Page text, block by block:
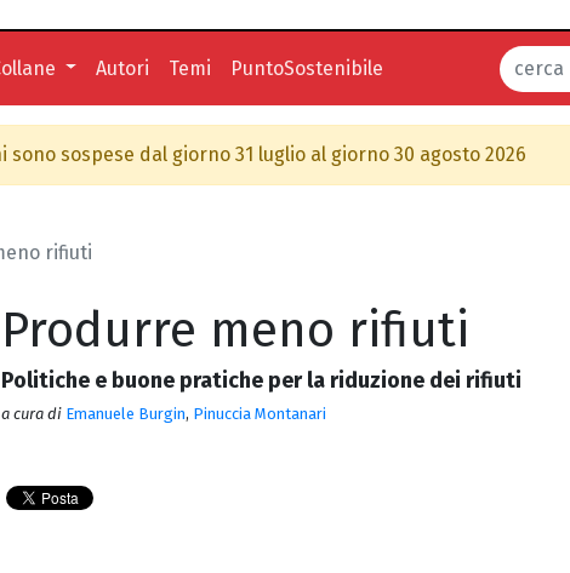
Autori Temi PuntoSostenibile
sospese dal giorno 31 luglio al giorno 30 agosto 2026
rifiuti
Produrre meno rifiuti
Politiche e buone pratiche per la riduzione dei rifiuti
a cura di Emanuele Burgin, Pinuccia Montanari